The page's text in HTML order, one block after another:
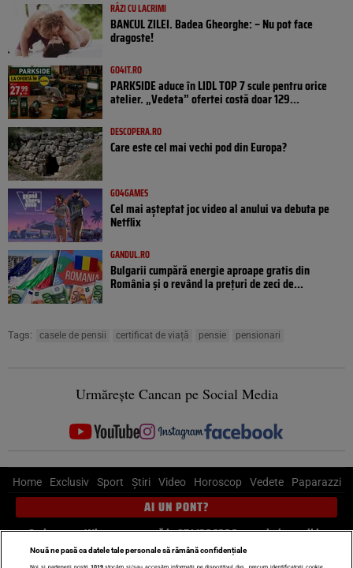
RÂZI CU LACRIMI
BANCUL ZILEI. Badea Gheorghe: – Nu pot face
dragoste!
GO4IT.RO
PARKSIDE aduce în LIDL TOP 7 scule pentru orice
atelier. „Vedeta” ofertei costă doar 129...
DESCOPERA.RO
Care este cel mai vechi pod din Europa?
GO4GAMES
Cel mai așteptat joc video al anului va debuta pe
Netflix
GANDUL.RO
Bulgarii cumpără energie aproape gratis din
România și o revând la prețuri de zeci de...
Tags: casele de pensii certificat de viață pensie pensionari
Urmărește Cancan pe Social Media
Home Exclusiv Sport Știri Video Horoscop Vedete Paparazzi
AI UN PONT?
Scrie-ne pe Whatsapp, sună la 0741226226 sau trimite mail la
pont@cancan.ro
Nouă ne pasă ca datele tale personale să rămână confidențiale
Noi și partenerii noștri 1019stocăm și/sau accesăm informații pe dispozitivul dvs., precum identificatorii cookie